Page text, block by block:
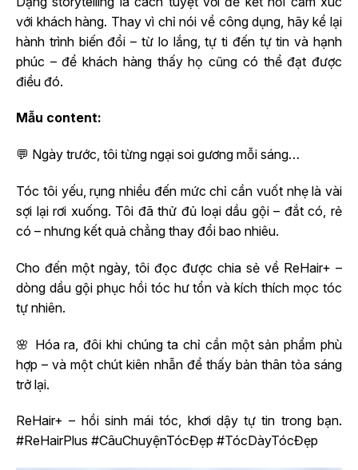
với khách hàng. Thay vì chỉ nói về công dụng, hãy kể lại
hành trình biến đổi – từ lo lắng, tự ti đến tự tin và hạnh
phúc – để khách hàng thấy họ cũng có thể đạt được
điều đó.
Mẫu content:
💬 Ngày trước, tôi từng ngại soi gương mỗi sáng…
Tóc tôi yếu, rụng nhiều đến mức chỉ cần vuốt nhẹ là vài
sợi lại rơi xuống. Tôi đã thử đủ loại dầu gội – đắt có, rẻ
có – nhưng kết quả chẳng thay đổi bao nhiêu.
Cho đến một ngày, tôi đọc được chia sẻ về ReHair+ –
dòng dầu gội phục hồi tóc hư tổn và kích thích mọc tóc
tự nhiên.
🌸 Hóa ra, đôi khi chúng ta chỉ cần một sản phẩm phù
hợp – và một chút kiên nhẫn để thấy bản thân tỏa sáng
trở lại.
ReHair+ – hồi sinh mái tóc, khơi dậy tự tin trong bạn.
#ReHairPlus #CâuChuyệnTócĐẹp #TócDàyTócĐẹp